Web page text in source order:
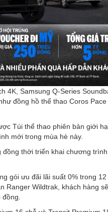
4K, Samsung Q-Series
đồng hồ thể thao Coros
Túi thể thao phiên bản giới
mới trong mùa hè này.
đồng thời triển khai chương
gói ưu đãi lãi suất 0% trong 12
Ranger Wildtrak, khách hàng sẽ